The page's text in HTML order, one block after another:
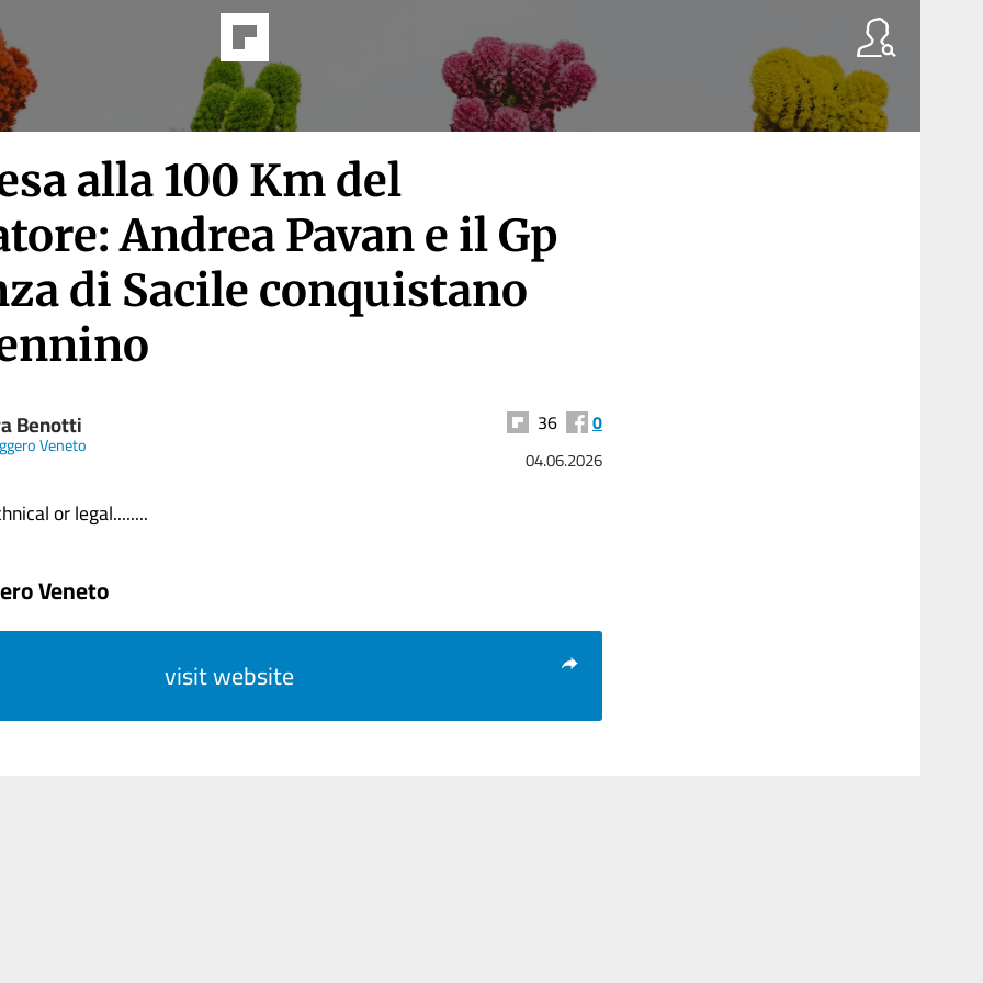
alla 100 Km del
Andrea Pavan e il Gp
di Sacile conquistano
Benotti
Veneto
36 0
04.06.2026
or legal........
Veneto
visit website